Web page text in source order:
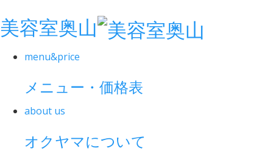
美容室奥山
menu&price
メニュー・価格表
about us
オクヤマについて